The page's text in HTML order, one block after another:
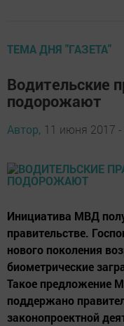
ТЕМА ДНЯ "ГАЗЕТА"
Водительские
подорожают
Автор, 11 июня 2017 -
Инициатива МВД
правительстве.
нового поколения
биометрические
Такое предложение
поддержано
законопроектной